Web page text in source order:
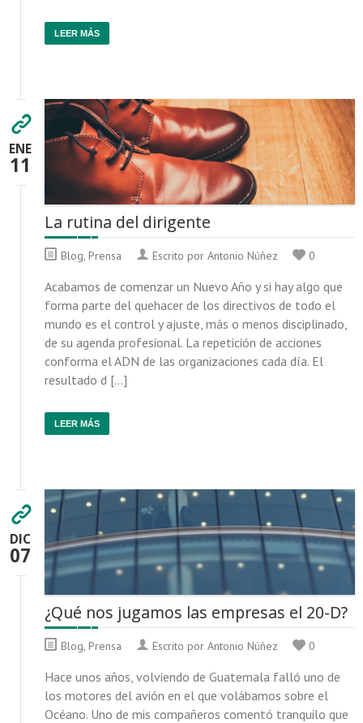
LEER MÁS
ENE
11
La rutina del dirigente
Blog, Prensa Escrito por Antonio Núñez 0
Acabamos de comenzar un Nuevo Año y si hay algo que
forma parte del quehacer de los directivos de todo el
mundo es el control y ajuste, más o menos disciplinado,
de su agenda profesional. La repetición de acciones
conforma el ADN de las organizaciones cada día. El
resultado d […]
LEER MÁS
DIC
07
¿Qué nos jugamos las empresas el 20-D?
Blog, Prensa Escrito por Antonio Núñez 0
Hace unos años, volviendo de Guatemala falló uno de
los motores del avión en el que volábamos sobre el
Océano. Uno de mis compañeros comentó tranquilo que